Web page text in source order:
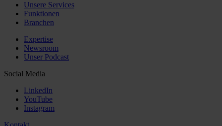
Unsere Services
Funktionen
Branchen
Expertise
Newsroom
Unser Podcast
Social Media
LinkedIn
YouTube
Instagram